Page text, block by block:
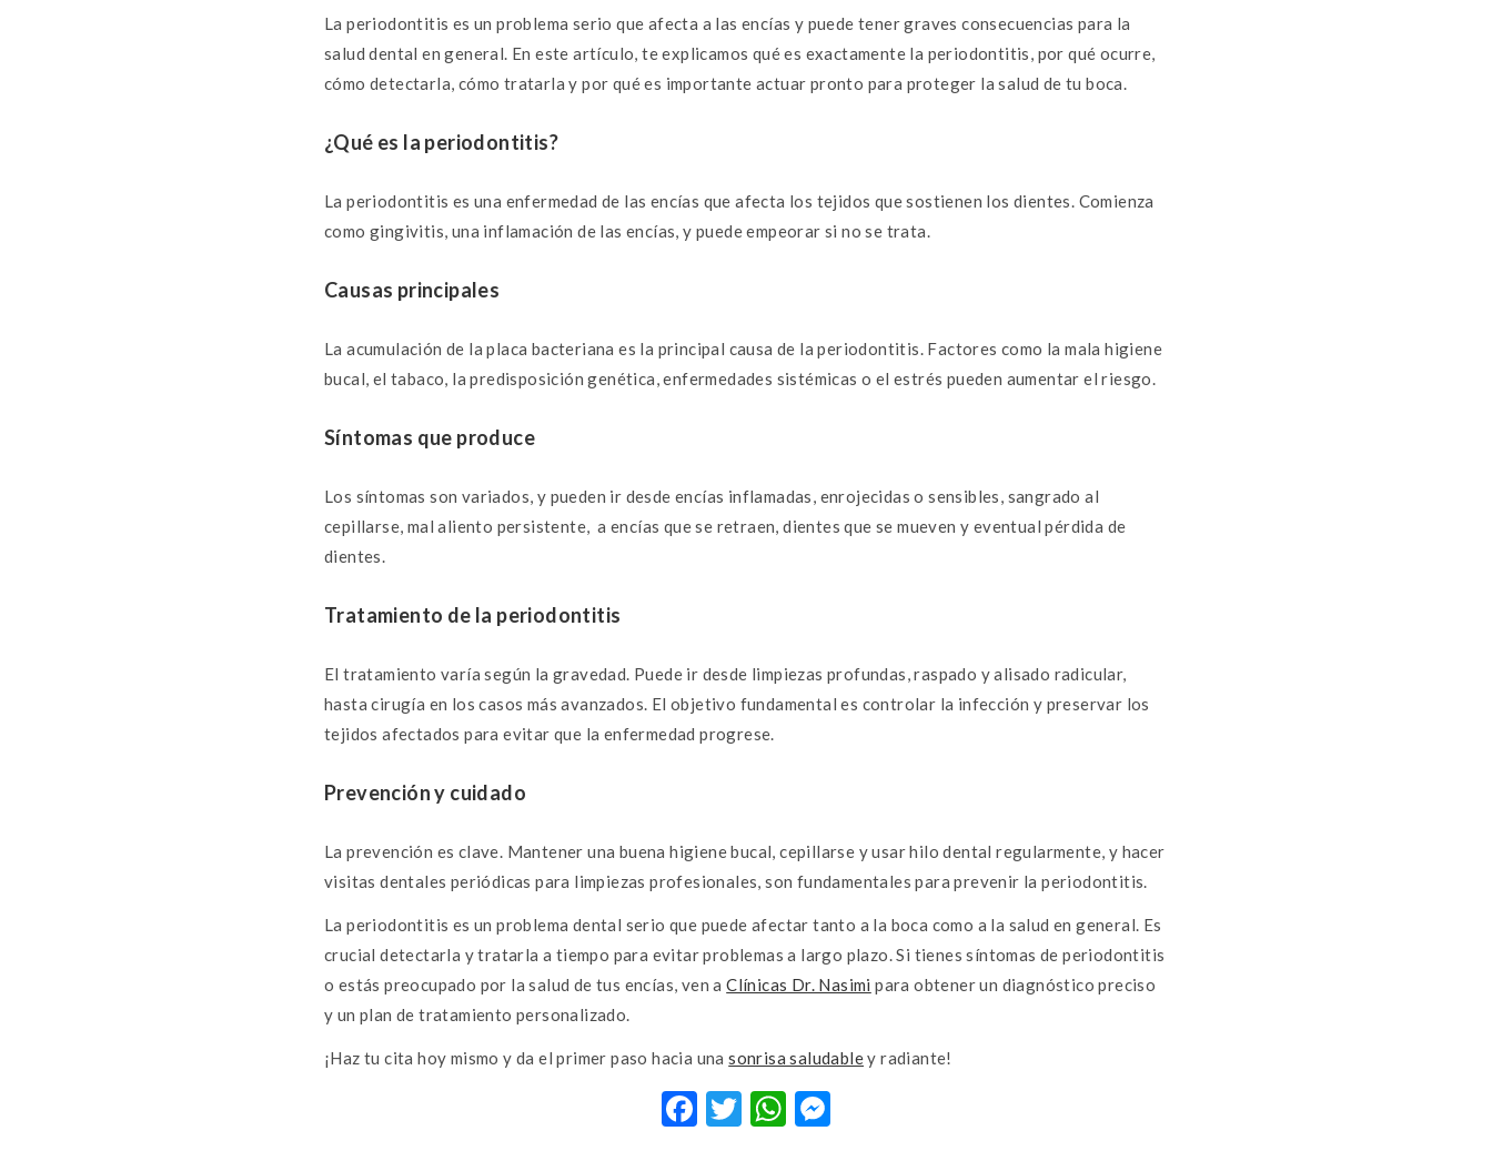
b
o
o
te
r
s
A
p
n
g
er
La periodontitis es un problema serio que afecta a las encías y puede tener graves consecuencias para la
salud dental en general. En este artículo, te explicamos qué es exactamente la periodontitis, por qué ocurre,
cómo detectarla, cómo tratarla y por qué es importante actuar pronto para proteger la salud de tu boca.
¿Qué es la periodontitis?
La periodontitis es una enfermedad de las encías que afecta los tejidos que sostienen los dientes. Comienza
como gingivitis, una inflamación de las encías, y puede empeorar si no se trata.
Causas principales
La acumulación de la placa bacteriana es la principal causa de la periodontitis. Factores como la mala higiene
bucal, el tabaco, la predisposición genética, enfermedades sistémicas o el estrés pueden aumentar el riesgo.
Síntomas que produce
Los síntomas son variados, y pueden ir desde encías inflamadas, enrojecidas o sensibles, sangrado al
cepillarse, mal aliento persistente, a encías que se retraen, dientes que se mueven y eventual pérdida de
dientes.
Tratamiento de la periodontitis
El tratamiento varía según la gravedad. Puede ir desde limpiezas profundas, raspado y alisado radicular,
hasta cirugía en los casos más avanzados. El objetivo fundamental es controlar la infección y preservar los
tejidos afectados para evitar que la enfermedad progrese.
Prevención y cuidado
La prevención es clave. Mantener una buena higiene bucal, cepillarse y usar hilo dental regularmente, y hacer
visitas dentales periódicas para limpiezas profesionales, son fundamentales para prevenir la periodontitis.
La periodontitis es un problema dental serio que puede afectar tanto a la boca como a la salud en general. Es
crucial detectarla y tratarla a tiempo para evitar problemas a largo plazo. Si tienes síntomas de periodontitis
o estás preocupado por la salud de tus encías, ven aClínicas Dr. Nasimi para obtener un diagnóstico preciso
y un plan de tratamiento personalizado.
¡Haz tu cita hoy mismo y da el primer paso hacia unasonrisa saludabley radiante!
F T W